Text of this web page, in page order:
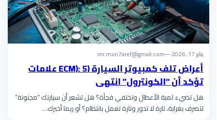
يناير 17, 2026 —
mr.mon7aref@gmail.com
أعراض تلف كمبيوتر السيارة (ECM): 5 علامات
تؤكد أن “الكونترول” انتهى
هل تضيء لمبة الأعطال وتختفي فجأة؟ هل تشعر أن سيارتك “مجنونة”
تتصرف بغرابة، تارة لا تدور وتارة تعمل بانتظام؟ أو ربما أخبرك…